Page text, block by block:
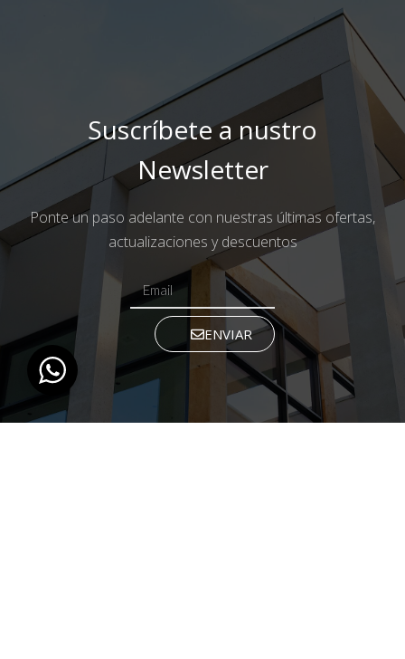
Suscríbete a nustro
Newsletter
Ponte un paso adelante con nuestras últimas ofertas,
actualizaciones y descuentos
ENVIAR